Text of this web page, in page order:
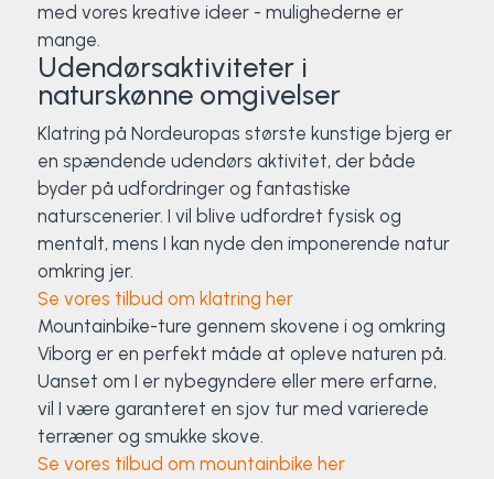
med vores kreative ideer - mulighederne er
mange.
Udendørsaktiviteter i
naturskønne omgivelser
Klatring på Nordeuropas største kunstige bjerg er
en spændende udendørs aktivitet, der både
byder på udfordringer og fantastiske
naturscenerier. I vil blive udfordret fysisk og
mentalt, mens I kan nyde den imponerende natur
omkring jer.
Se vores tilbud om klatring her
Mountainbike-ture gennem skovene i og omkring
Viborg er en perfekt måde at opleve naturen på.
Uanset om I er nybegyndere eller mere erfarne,
vil I være garanteret en sjov tur med varierede
terræner og smukke skove.
Se vores tilbud om mountainbike her
SUP
Svømning og Livredning
Tons og teambuilding
Vandsport
Volleyball
Yoga